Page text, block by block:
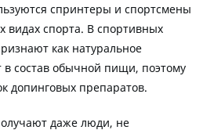
спринтеры и спортсмены
видах спорта. В спортивных
как натуральное
в состав обычной пищи, поэтому
допинговых препаратов.
даже люди, не